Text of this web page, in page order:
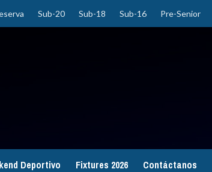
Sub-20 Sub-18 Sub-16 Pre-Senior
Deportivo Fixtures 2026 Contáctanos